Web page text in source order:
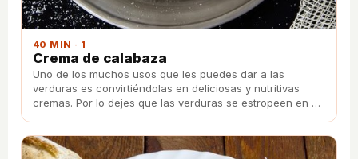
40 MIN · 1
Crema de calabaza
Uno de los muchos usos que les puedes dar a las
verduras es convirtiéndolas en deliciosas y nutritivas
cremas. Por lo dejes que las verduras se estropeen en el